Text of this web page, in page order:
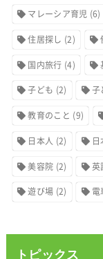
マレーシア育児 (6)
住居探し (2)
国内旅行 (4)
子ども (2) 子
教育のこと (9)
日本人 (2)
美容院 (2) 英
遊び場 (2) 電
トピックス